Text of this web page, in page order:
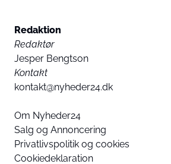
Redaktion
Redaktør
Jesper Bengtson
Kontakt
kontakt@nyheder24.dk
Om Nyheder24
Salg og Annoncering
Privatlivspolitik og cookies
Cookiedeklaration